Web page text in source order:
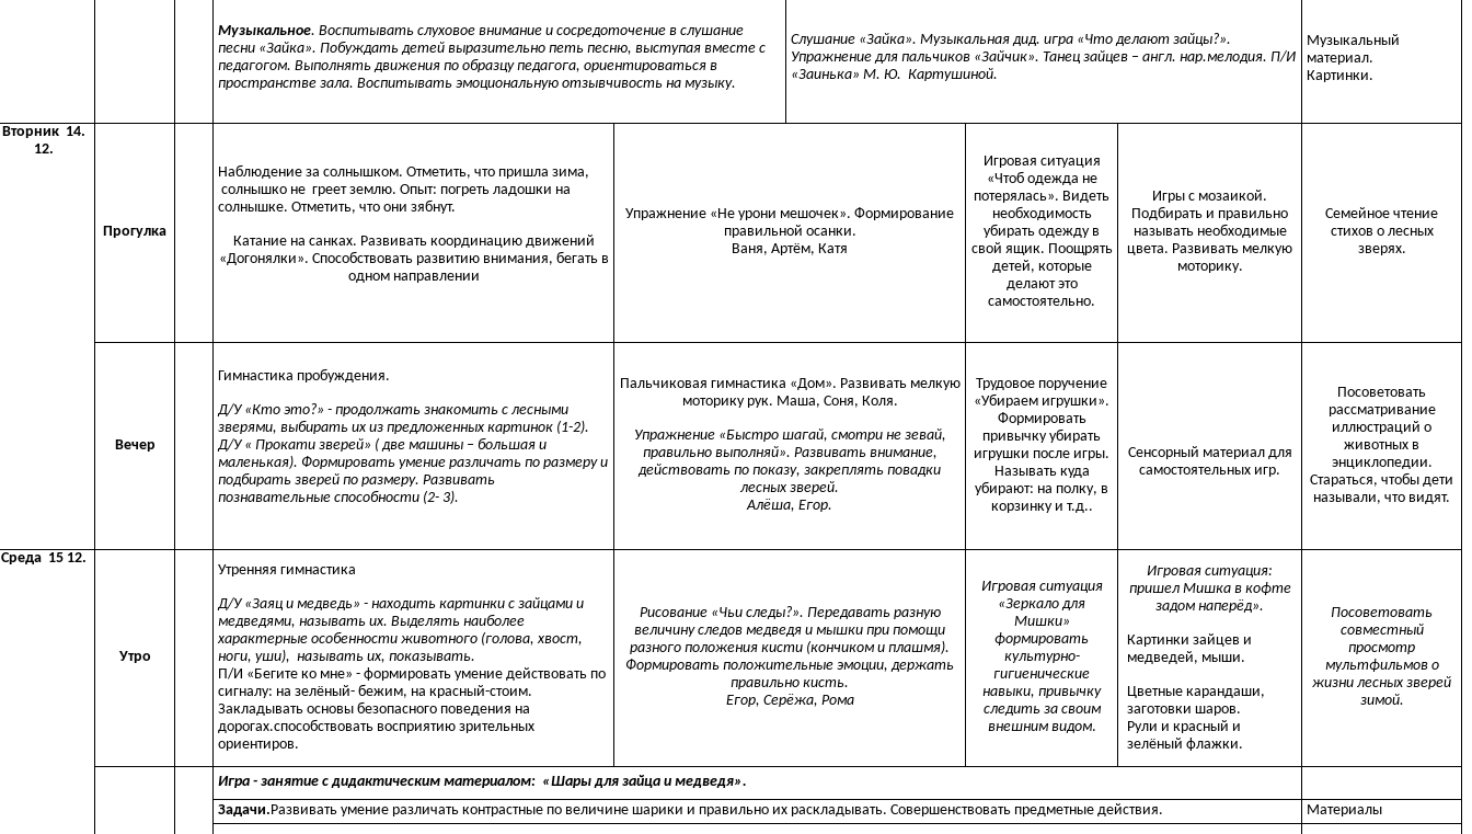
Музыкальное. Воспитывать слуховое внимание и сосредоточение в слушание
песни «Зайка». Побуждать детей выразительно петь песню, выступая вместе с
педагогом. Выполнять движения по образцу педагога, ориентироваться в
пространстве зала. Воспитывать эмоциональную отзывчивость на музыку.
Слушание «Зайка». Музыкальная дид. игра «Что делают зайцы?».
Упражнение для пальчиков «Зайчик». Танец зайцев – англ. нар.мелодия. П/И
«Заинька» М. Ю. Картушиной.
Музыкальный
материал.
Картинки.
Вторник 14.
12.
Прогулка
Наблюдение за солнышком. Отметить, что пришла зима,
солнышко не греет землю. Опыт: погреть ладошки на
солнышке. Отметить, что они зябнут.
Катание на санках. Развивать координацию движений
«Догонялки». Способствовать развитию внимания, бегать в
одном направлении
Упражнение «Не урони мешочек». Формирование
правильной осанки.
Ваня, Артём, Катя
Игровая ситуация
«Чтоб одежда не
потерялась». Видеть
необходимость
убирать одежду в
свой ящик. Поощрять
детей, которые
делают это
самостоятельно.
Игры с мозаикой.
Подбирать и правильно
называть необходимые
цвета. Развивать мелкую
моторику.
Семейное чтение
стихов о лесных
зверях.
Вечер
Гимнастика пробуждения.
Д/У «Кто это?» - продолжать знакомить с лесными
зверями, выбирать их из предложенных картинок (1-2).
Д/У « Прокати зверей» ( две машины – большая и
маленькая). Формировать умение различать по размеру и
подбирать зверей по размеру. Развивать
познавательные способности (2- 3).
Пальчиковая гимнастика «Дом». Развивать мелкую
моторику рук. Маша, Соня, Коля.
Упражнение «Быстро шагай, смотри не зевай,
правильно выполняй». Развивать внимание,
действовать по показу, закреплять повадки
лесных зверей.
Алёша, Егор.
Трудовое поручение
«Убираем игрушки».
Формировать
привычку убирать
игрушки после игры.
Называть куда
убирают: на полку, в
корзинку и т.д..
Сенсорный материал для
самостоятельных игр.
Посоветовать
рассматривание
иллюстраций о
животных в
энциклопедии.
Стараться, чтобы дети
называли, что видят.
Среда 15 12.
Утро
Утренняя гимнастика
Д/У «Заяц и медведь» - находить картинки с зайцами и
медведями, называть их. Выделять наиболее
характерные особенности животного (голова, хвост,
ноги, уши), называть их, показывать.
П/И «Бегите ко мне» - формировать умение действовать по
сигналу: на зелёный- бежим, на красный-стоим.
Закладывать основы безопасного поведения на
дорогах.способствовать восприятию зрительных
ориентиров.
Рисование «Чьи следы?». Передавать разную
величину следов медведя и мышки при помощи
разного положения кисти (кончиком и плашмя).
Формировать положительные эмоции, держать
правильно кисть.
Егор, Серёжа, Рома
Игровая ситуация
«Зеркало для
Мишки»
формировать
культурно-
гигиенические
навыки, привычку
следить за своим
внешним видом.
Игровая ситуация:
пришел Мишка в кофте
задом наперёд».
Картинки зайцев и
медведей, мыши.
Цветные карандаши,
заготовки шаров.
Рули и красный и
зелёный флажки.
Посоветовать
совместный
просмотр
мультфильмов о
жизни лесных зверей
зимой.
Игра - занятие с дидактическим материалом: «Шары для зайца и медведя».
Задачи.Развивать умение различать контрастные по величине шарики и правильно их раскладывать. Совершенствовать предметные действия.
Материалы